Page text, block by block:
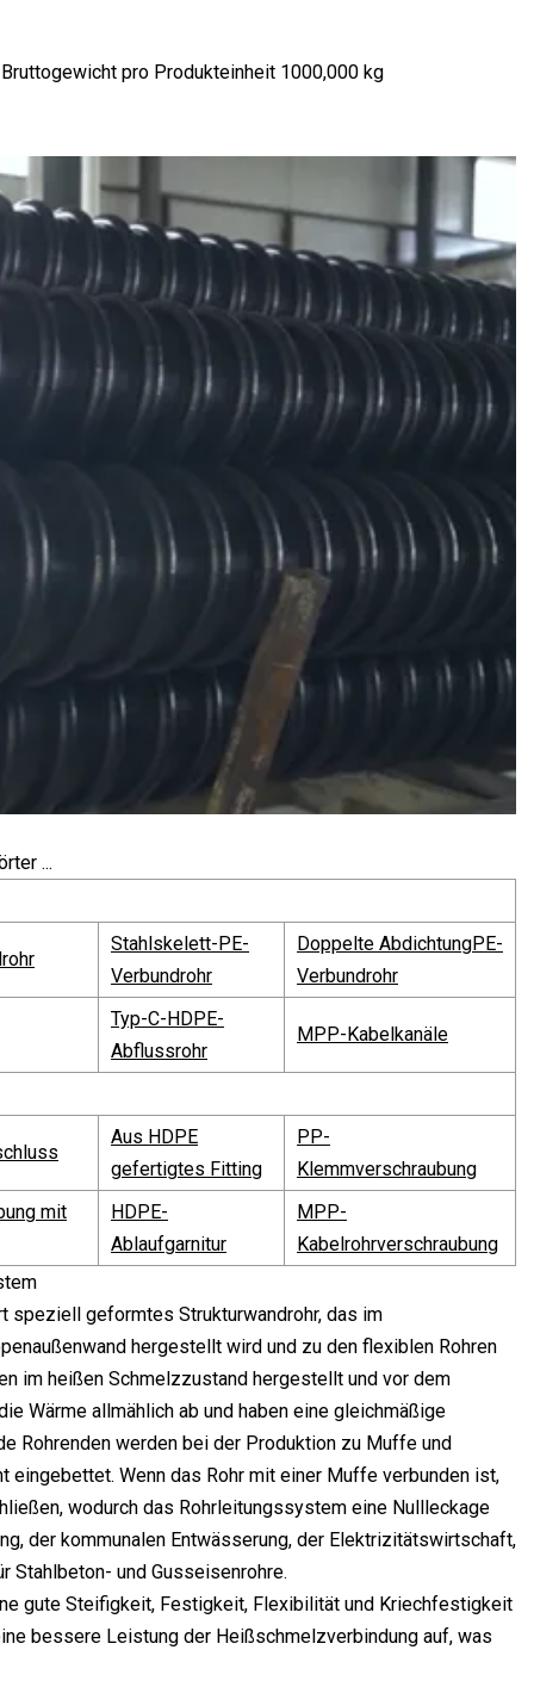
pro Produkteinheit 1000,000 kg
...
Stahlskelett-PE-
Verbundrohr
Doppelte AbdichtungPE-
Verbundrohr
Typ-C-HDPE-
Abflussrohr
MPP-Kabelkanäle
Aus HDPE
gefertigtes Fitting
PP-
Klemmverschraubung
mit
HDPE-
Ablaufgarnitur
MPP-
Kabelrohrverschraubung
speziell geformtes Strukturwandrohr, das im
hergestellt wird und zu den flexiblen Rohren
im heißen Schmelzzustand hergestellt und vor dem
Wärme allmählich ab und haben eine gleichmäßige
Rohrenden werden bei der Produktion zu Muffe und
Wenn das Rohr mit einer Muffe verbunden ist,
wodurch das Rohrleitungssystem eine Nullleckage
der kommunalen Entwässerung, der Elektrizitätswirtschaft,
Stahlbeton- und Gusseisenrohre.
gute Steifigkeit, Festigkeit, Flexibilität und Kriechfestigkeit
bessere Leistung der Heißschmelzverbindung auf, was